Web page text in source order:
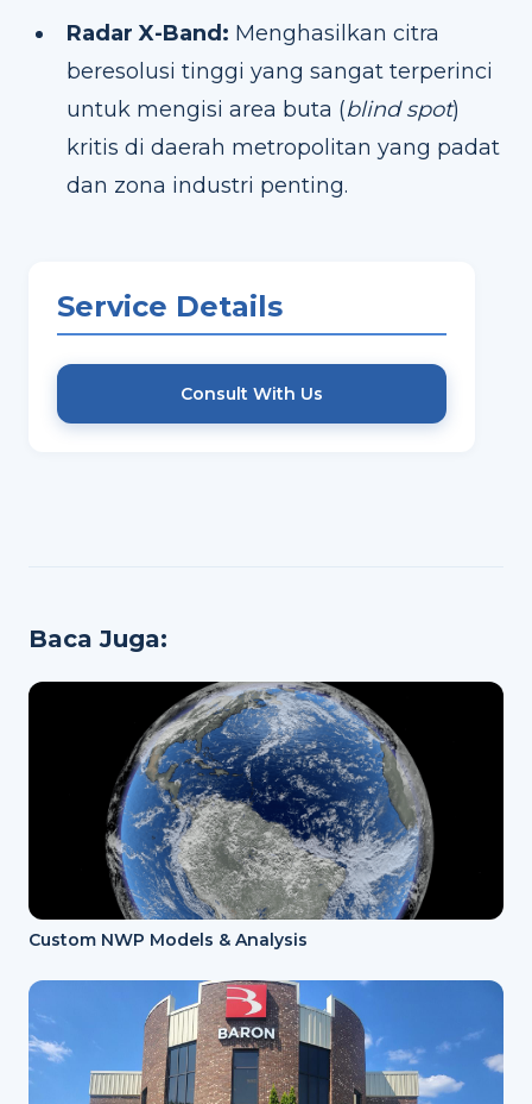
Radar X-Band: Menghasilkan citra
beresolusi tinggi yang sangat terperinci
untuk mengisi area buta (blind spot)
kritis di daerah metropolitan yang padat
dan zona industri penting.
Service Details
Consult With Us
Baca Juga:
Custom NWP Models & Analysis